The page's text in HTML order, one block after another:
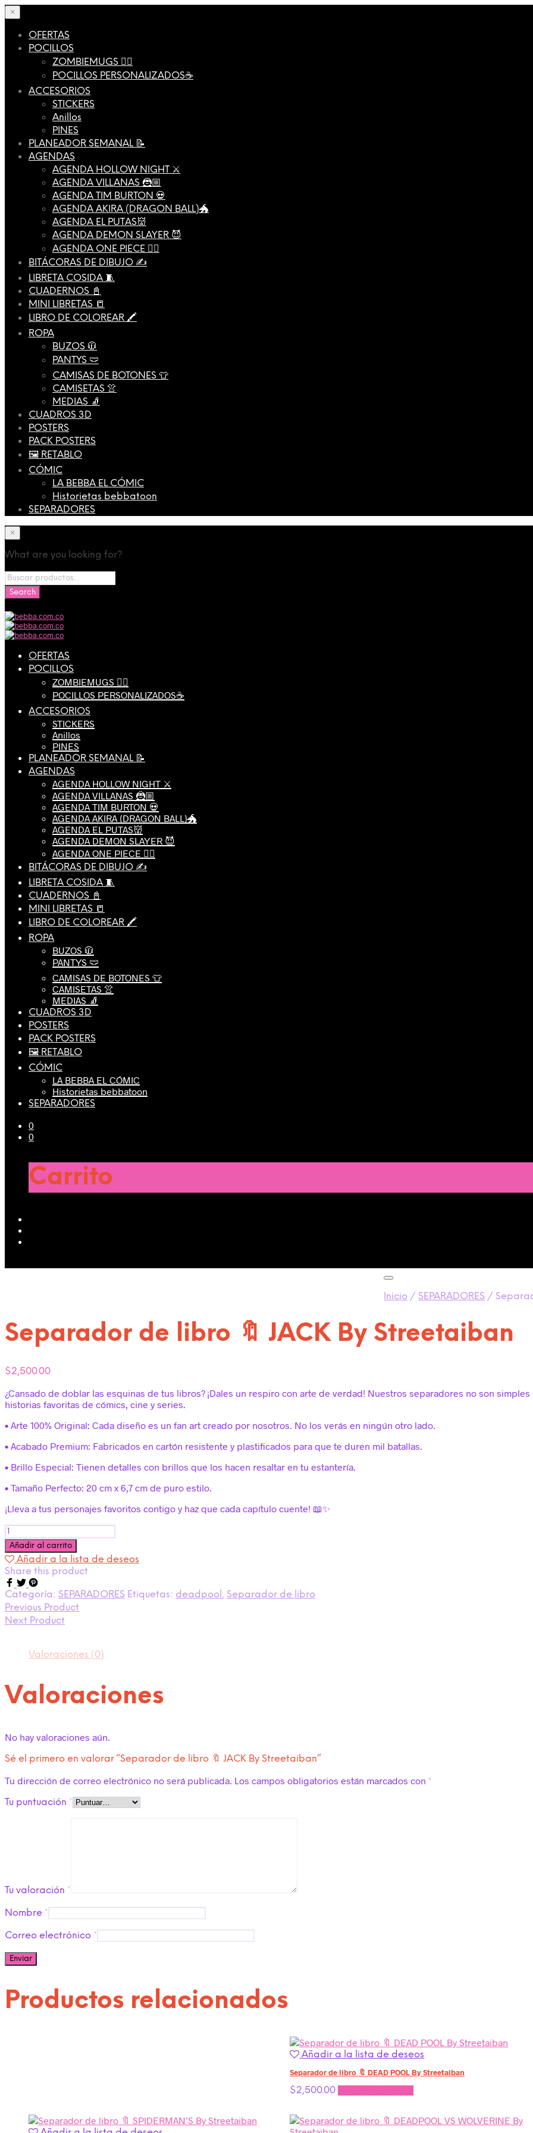
×
OFERTAS
POCILLOS
ZOMBIEMUGS 🧟‍♂️
POCILLOS PERSONALIZADOS☕️
ACCESORIOS
STICKERS
Anillos
PINES
PLANEADOR SEMANAL 📝
AGENDAS
AGENDA HOLLOW NIGHT ⚔️
AGENDA VILLANAS 🦹🏼
AGENDA TIM BURTON 💀
AGENDA AKIRA (DRAGON BALL)🐲
AGENDA EL PUTAS👹
AGENDA DEMON SLAYER 😈
AGENDA ONE PIECE 🏴‍☠️
BITÁCORAS DE DIBUJO ✍️
LIBRETA COSIDA 🧵
CUADERNOS 📓
MINI LIBRETAS 📒
LIBRO DE COLOREAR 🖍️
ROPA
BUZOS 🧥
PANTYS 🩲
CAMISAS DE BOTONES 👕
CAMISETAS 👚
MEDIAS 🧦
CUADROS 3D
POSTERS
PACK POSTERS
🖼️ RETABLO
CÓMIC
LA BEBBA EL CÓMIC
Historietas bebbatoon
SEPARADORES
×
What are you looking for?
OFERTAS
POCILLOS
ZOMBIEMUGS 🧟‍♂️
POCILLOS PERSONALIZADOS☕️
ACCESORIOS
STICKERS
Anillos
PINES
PLANEADOR SEMANAL 📝
AGENDAS
AGENDA HOLLOW NIGHT ⚔️
AGENDA VILLANAS 🦹🏼
AGENDA TIM BURTON 💀
AGENDA AKIRA (DRAGON BALL)🐲
AGENDA EL PUTAS👹
AGENDA DEMON SLAYER 😈
AGENDA ONE PIECE 🏴‍☠️
BITÁCORAS DE DIBUJO ✍️
LIBRETA COSIDA 🧵
CUADERNOS 📓
MINI LIBRETAS 📒
LIBRO DE COLOREAR 🖍️
ROPA
BUZOS 🧥
PANTYS 🩲
CAMISAS DE BOTONES 👕
CAMISETAS 👚
MEDIAS 🧦
CUADROS 3D
POSTERS
PACK POSTERS
🖼️ RETABLO
CÓMIC
LA BEBBA EL CÓMIC
Historietas bebbatoon
SEPARADORES
0
0
Carrito
Inicio / SEPARADORES /
Separador de libro 🔖 JACK By Streetaiban
$2,500.00
¿Cansado de doblar las esquinas de tus libros? ¡Dales un respiro con arte de verdad! Nuestros separadores no son
historias favoritas de cómics, cine y series.
• Arte 100% Original: Cada diseño es un fan art creado por nosotros. No los verás en ningún otro lado.
• Acabado Premium: Fabricados en cartón resistente y plastificados para que te duren mil batallas.
• Brillo Especial: Tienen detalles con brillos que los hacen resaltar en tu estantería.
• Tamaño Perfecto: 20 cm x 6,7 cm de puro estilo.
¡Lleva a tus personajes favoritos contigo y haz que cada capítulo cuente! 📖✨
Cantidad
Añadir al carrito
Añadir a la lista de deseos
Share this product
Categoría: SEPARADORES Etiquetas: deadpool , Separador de libro
Previous Product
Next Product
Valoraciones (0)
Valoraciones
No hay valoraciones aún.
Sé el primero en valorar “Separador de libro 🔖 JACK By Streetaiban”
Tu dirección de correo electrónico no será publicada. Los campos obligatorios están marcados con *
Tu puntuación *
Tu valoración *
Nombre *
Correo electrónico *
Productos relacionados
Añadir a la lista de deseos
Separador de libro 🔖 DEAD POOL By Streetaiban
$2,500.00